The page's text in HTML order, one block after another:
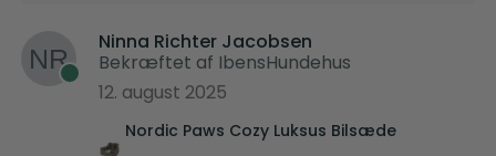
Ninna Richter Jacobsen
Bekræftet af IbensHundehus
12. august 2025
Nordic Paws Cozy Luksus Bilsæde